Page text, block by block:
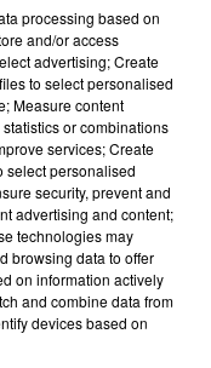
de sécurité sociale
mais pas les
de téléphone.
pendant les JO
Et il n’y aura pas
morceau de fer
Tour Eiffel y est
pèse entre 455 et
.
processing based on
and/or access
advertising; Create
to select personalised
Measure content
or combinations
services; Create
select personalised
security, prevent and
advertising and content;
technologies may
browsing data to offer
on information actively
and combine data from
devices based on